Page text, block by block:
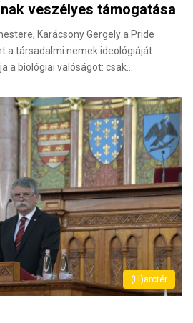
veszélyes támogatása
Karácsony Gergely a Pride
a társadalmi nemek ideológiáját
a biológiai valóságot: csak…
(H)arctér